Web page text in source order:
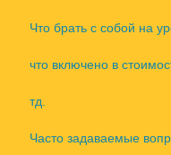
Что брать с собой на
что включено в
тд.
Часто задаваемые